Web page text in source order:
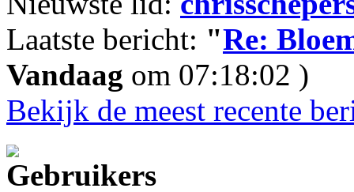
Laatste bericht: "Re:
Vandaag om 07:18:02 )
Bekijk de meest recente